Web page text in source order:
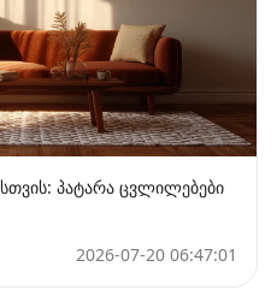
პატარა ცვლილებები
2026-07-20 06:47:01